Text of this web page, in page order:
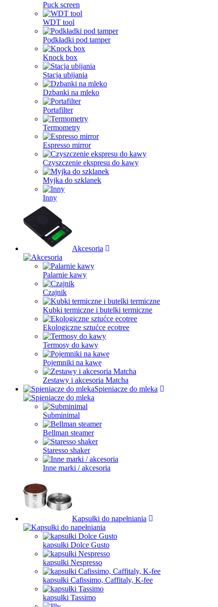
Puck screen
WDT tool
Podkładki pod tamper
Knock box
Stacja ubijania
Dzbanki na mleko
Portafilter
Termometry
Espresso mirror
Czyszczenie ekspresu do kawy
Myjka do szklanek
Inny
Akcesoria
Palarnie kawy
Czajnik
Kubki termiczne i butelki termiczne
Ekologiczne sztućce ecotree
Termosy do kawy
Pojemniki na kawę
Zestawy i akcesoria Matcha
Spieniacze do mleka
Subminimal
Bellman steamer
Staresso shaker
Inne marki / akcesoria
Kapsułki do napełniania
kapsułki Dolce Gusto
kapsułki Nespresso
kapsułki Cafissimo, Caffitaly, K-fee
kapsułki Tassimo